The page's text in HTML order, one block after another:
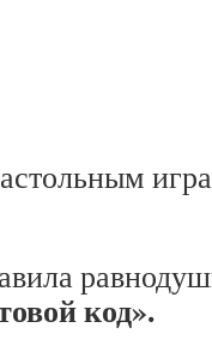
код».